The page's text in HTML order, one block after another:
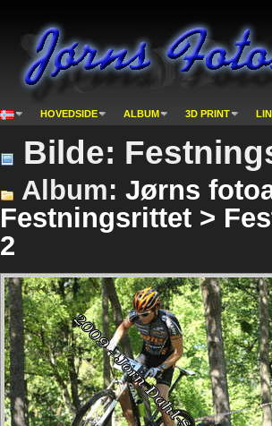
HOVEDSIDE ALBUM 3D PRINT
Bilde:
Album: Jørns
Festningsrittet >
2